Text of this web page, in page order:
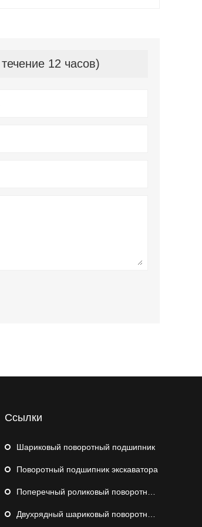
12 часов)
Ссылки
Шариковый поворотный подшипник
Поворотный подшипник экскаватора
Поперечный роликовый поворотный подшипник
Двухрядный шариковый поворотный подшипник